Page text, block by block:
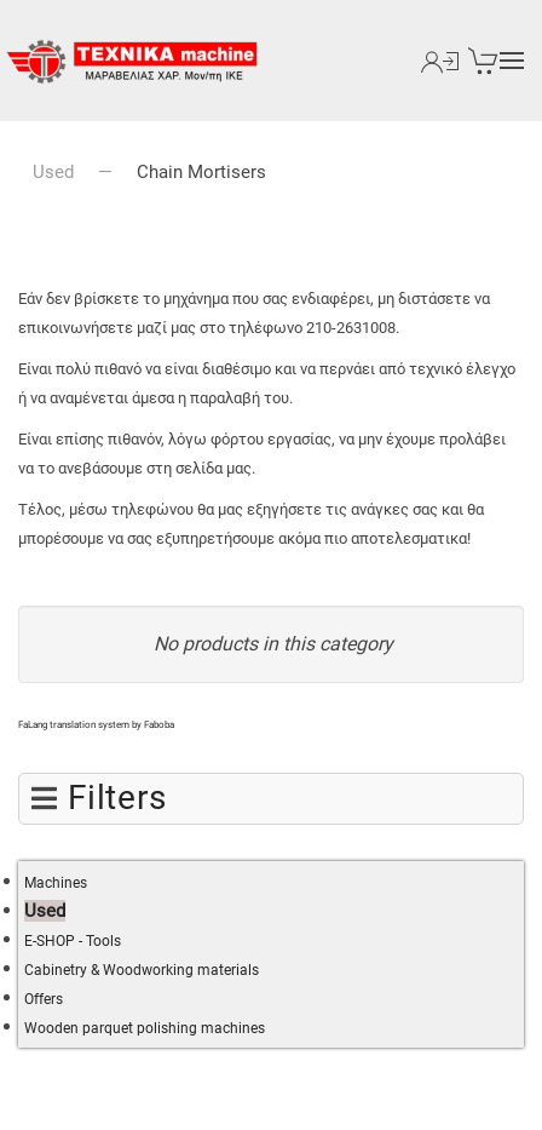
Used Chain Mortisers
Εάν δεν βρίσκετε το μηχάνημα που σας ενδιαφέρει, μη διστάσετε να
επικοινωνήσετε μαζί μας στο τηλέφωνο 210-2631008.
Είναι πολύ πιθανό να είναι διαθέσιμο και να περνάει από τεχνικό έλεγχο
ή να αναμένεται άμεσα η παραλαβή του.
Είναι επίσης πιθανόν, λόγω φόρτου εργασίας, να μην έχουμε προλάβει
να το ανεβάσουμε στη σελίδα μας.
Τέλος, μέσω τηλεφώνου θα μας εξηγήσετε τις ανάγκες σας και θα
μπορέσουμε να σας εξυπηρετήσουμε ακόμα πιο αποτελεσματικα!
No products in this category
FaLang translation system by Faboba
Filters
Machines
Used
E-SHOP - Tools
Cabinetry & Woodworking materials
Offers
Wooden parquet polishing machines